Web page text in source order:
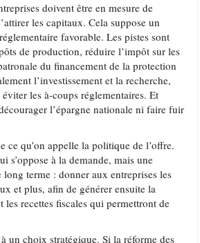
doivent être en mesure de
les capitaux. Cela suppose un
favorable. Les pistes sont
de production, réduire l’impôt sur les
du financement de la protection
l’investissement et la recherche,
les à-coups réglementaires. Et
l’épargne nationale ni faire fuir
ce qu’on appelle la politique de l’offre.
s’oppose à la demande, mais une
terme : donner aux entreprises les
et plus, afin de générer ensuite la
les recettes fiscales qui permettront de
un choix stratégique. Si la réforme des